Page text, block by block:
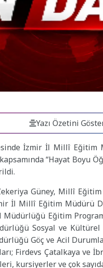
Yazı Özetini
İzmir İl Millî Eğitim
“Hayat Boyu
Güney, Millî
İl Millî Eğitim Müdürü
Müdürlüğü Eğitim
Sosyal ve
Göç ve Acil
Firdevs Çatalkaya ve
kursiyerler ve çok